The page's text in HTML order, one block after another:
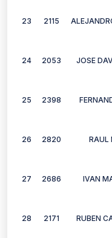
23 2115
24 2053 JOSE
25 2398
26 2820 RAUL
27 2686 IVAN
28 2171 RUBEN